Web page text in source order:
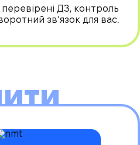
ДЗ, контроль
зв’язок для вас.